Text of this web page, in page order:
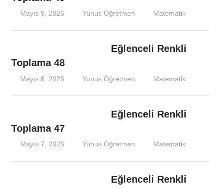
Mayıs 9, 2026 Yunus Öğretmen Matematik
Eğlenceli Renkli
Toplama 48
Mayıs 8, 2026 Yunus Öğretmen Matematik
Eğlenceli Renkli
Toplama 47
Mayıs 7, 2026 Yunus Öğretmen Matematik
Eğlenceli Renkli